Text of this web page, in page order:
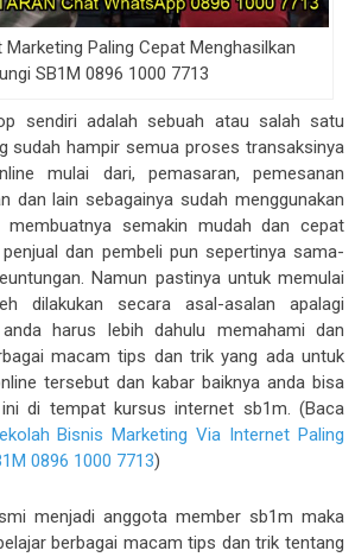
Paling Cepat Menghasilkan
SB1M 0896 1000 7713
sendiri adalah sebuah atau salah satu
sudah hampir semua proses transaksinya
mulai dari, pemasaran, pemesanan
dan lain sebagainya sudah menggunakan
membuatnya semakin mudah dan cepat
dan pembeli pun sepertinya sama-
Namun pastinya untuk memulai
dilakukan secara asal-asalan apalagi
harus lebih dahulu memahami dan
macam tips dan trik yang ada untuk
tersebut dan kabar baiknya anda bisa
di tempat kursus internet sb1m. (Baca
Bisnis Marketing Via Internet Paling
0896 1000 7713)
menjadi anggota member sb1m maka
berbagai macam tips dan trik tentang